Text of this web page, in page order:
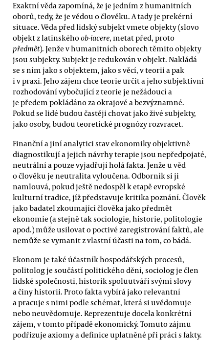
Exaktní věda zapomíná, že je jedním z humanitních
oborů, tedy, že je vědou o člověku. A tady je prekérní
situace. Věda před lidský subjekt vmete objekty (slovo
objekt z latinskéhoob-iacere, metat před, proto
předmět). Jenže v humanitních oborech těmito objekty
jsou subjekty. Subjekt je redukován v objekt. Nakládá
se s ním jako s objektem, jako s věcí, v teorii a pak
i v praxi. Jeho zájem chce teorie určit a jeho subjektivní
rozhodování vybočující z teorie je nežádoucí a
je předem pokládáno za okrajové a bezvýznamné.
Pokud se lidé budou častěji chovat jako živé subjekty,
jako osoby, budou teoretické prognózy rozvracet.
Finanční a jiní analytici stav ekonomiky objektivně
diagnostikují a jejich návrhy terapie jsou nepředpojaté,
neutrální a pouze vyjadřují holá fakta. Jenže u věd
o člověku je neutralita vyloučena. Odborník si ji
namlouvá, pokud ještě nedospěl k etapě evropské
kulturní tradice, jíž představuje kritika poznání. Člověk
jako badatel zkoumající člověka jako předmět
ekonomie (a stejně tak sociologie, historie, politologie
apod.) může usilovat o poctivé zaregistrování faktů, ale
nemůže se vymanit z vlastní účasti na tom, co bádá.
Ekonom je také účastník hospodářských procesů,
politolog je součástí politického dění, sociolog je člen
lidské společnosti, historik spoluutváří svými slovy
a činy historii. Proto fakta vybírá jako relevantní
a pracuje s nimi podle schémat, která si uvědomuje
nebo neuvědomuje. Reprezentuje docela konkrétní
zájem, v tomto případě ekonomický. Tomuto zájmu
podřizuje axiomy a definice uplatněné při práci s fakty.